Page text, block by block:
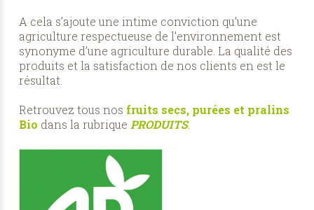
A cela s’ajoute une intime conviction qu’une
agriculture respectueuse de l’environnement est
synonyme d’une agriculture durable. La qualité des
produits et la satisfaction de nos clients en est le
résultat.
Retrouvez tous nos fruits secs, purées et pralins
Bio dans la rubrique PRODUITS.